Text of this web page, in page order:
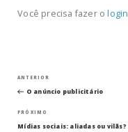
Você precisa fazer ologin
Navegação
de
Post
anterior
ANTERIOR
O anúncio publicitário
Próximo
post
PRÓXIMO
Mídias sociais: aliadas ou vilãs?